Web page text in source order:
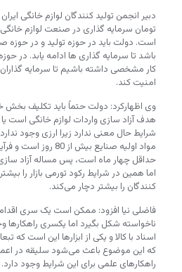
تومان سرمایه گذاری در صنعت لوازم
است. دولت باید در حوزه تولید و در حوزه
باشد تا سرمایه گذاری ها ادامه یابد. در
کار مشخصی داشته باشیم تا سرمایه
امنیت کند.
وی اظهارکرد: دولت حتماً باید تکلیف
هدف آزاد سازی واردات لوازم خانگی است یا
شرایط حال معنی ندارد زیرا ارزی وجود
مواد اولیه صنایع بیش
حداقل چهار ماه است، پس مساله آزاد
اما همین در شرایط رکود تورمی بازار را
کنندگان را بیشتر دچار می‌کند.
فاضلی نیا افزود: ممکن است یک سری
ناخواسته شکل بگیرد اما یکسری
اسناد با کالا و یکی از ابزارها این است که
که این موضوع باعث می‌شود سلیقه در
راهکارهای علمی برای این شرایط وجود دارد.